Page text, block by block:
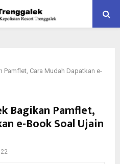
Pamflet, Cara Mudah Dapatkan e-
Bagikan Pamflet,
e-Book Soal Ujain